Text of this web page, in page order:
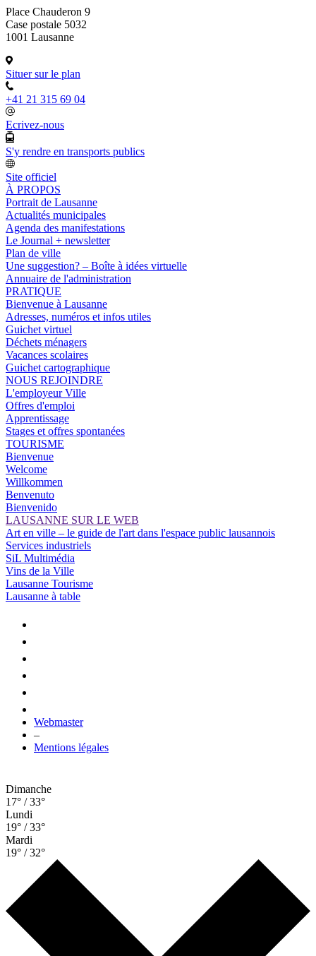
Place Chauderon 9
Case postale 5032
1001 Lausanne
Situer sur le plan
+41 21 315 69 04
Ecrivez-nous
S'y rendre en transports publics
Site officiel
À PROPOS
Portrait de Lausanne
Actualités municipales
Agenda des manifestations
Le Journal + newsletter
Plan de ville
Une suggestion? – Boîte à idées virtuelle
Annuaire de l'administration
PRATIQUE
Bienvenue à Lausanne
Adresses, numéros et infos utiles
Guichet virtuel
Déchets ménagers
Vacances scolaires
Guichet cartographique
NOUS REJOINDRE
L'employeur Ville
Offres d'emploi
Apprentissage
Stages et offres spontanées
TOURISME
Bienvenue
Welcome
Willkommen
Benvenuto
Bienvenido
LAUSANNE SUR LE WEB
Art en ville – le guide de l'art dans l'espace public lausannois
Services industriels
SiL Multimédia
Vins de la Ville
Lausanne Tourisme
Lausanne à table
Webmaster
–
Mentions légales
Dimanche
17° / 33°
Lundi
19° / 33°
Mardi
19° / 32°